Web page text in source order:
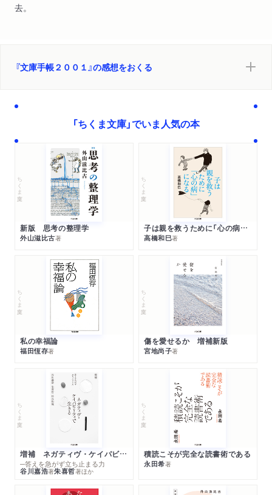
去。
『文庫手帳２００１』の感想をおくる
「ちくま文庫」でいま人気の本
ちくま文庫
新版 思考の整理学
外山滋比古著
ちくま文庫
子は親を救うために「心の病」になる
高橋和巳著
ちくま文庫
私の幸福論
福田恆存著
ちくま文庫
傷を愛せるか 増補新版
宮地尚子著
ちくま文庫
増補 ネガティヴ・ケイパビリティで生きる
─答えを急がず立ち止まる力
谷川嘉浩著朱喜哲著ほか
ちくま文庫
積読こそが完全な読書術である
永田希著